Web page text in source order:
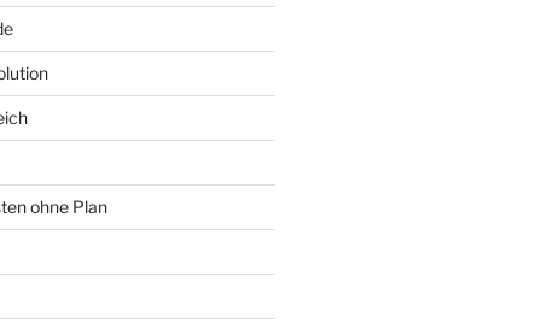
ohne Plan